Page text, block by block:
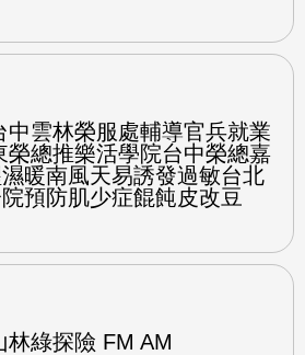
中雲林榮服處輔導官兵就業
榮總推樂活學院台中榮總嘉
暖南風天易誘發過敏台北
預防肌少症餛飩皮改豆
林綠探險 FM AM